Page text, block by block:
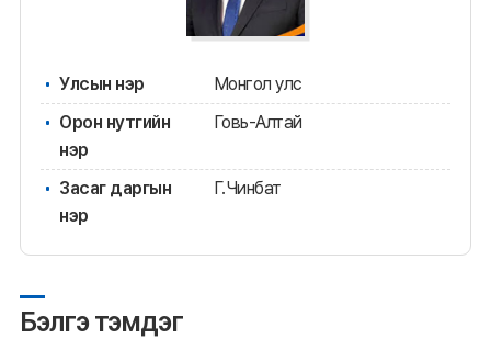
Улсын нэр
Монгол улс
Орон нутгийн
нэр
Говь-Алтай
Засаг даргын
нэр
Г.Чинбат
Бэлгэ тэмдэг